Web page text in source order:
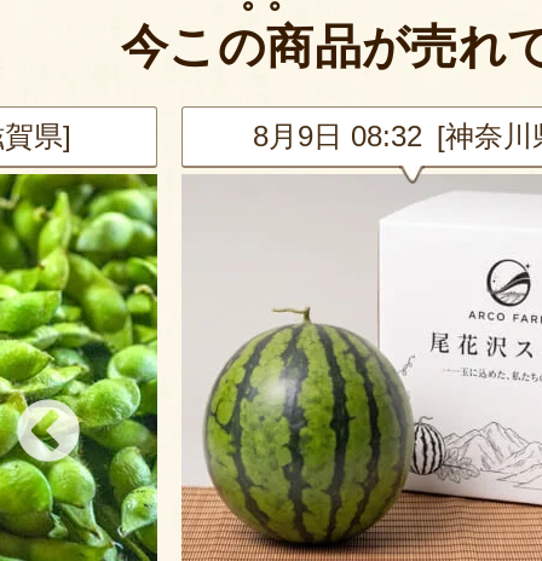
今この商品が売れ
県] 8月9日 08:32 [神奈川